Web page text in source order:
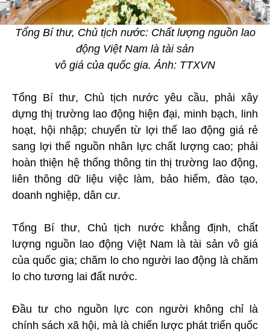
Tổng Bí thư, Chủ tịch nước: Chất lượng nguồn lao
động Việt Nam là tài sản
vô giá của quốc gia. Ảnh: TTXVN
Tổng Bí thư, Chủ tịch nước yêu cầu, phải xây
dựng thị trường lao động hiện đại, minh bạch, linh
hoạt, hội nhập; chuyển từ lợi thế lao động giá rẻ
sang lợi thế nguồn nhân lực chất lượng cao; phải
hoàn thiện hệ thống thông tin thị trường lao động,
liên thông dữ liệu việc làm, bảo hiểm, đào tạo,
doanh nghiệp, dân cư.
Tổng Bí thư, Chủ tịch nước khẳng định, chất
lượng nguồn lao động Việt Nam là tài sản vô giá
của quốc gia; chăm lo cho người lao động là chăm
lo cho tương lai đất nước.
Đầu tư cho nguồn lực con người không chỉ là
chính sách xã hội, mà là chiến lược phát triển quốc